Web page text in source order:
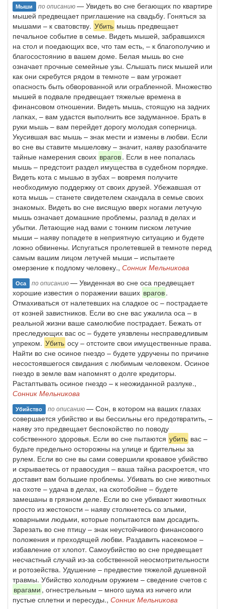
Мыши по описанию— Увидеть во сне бегающих по квартире
мышей предвещает приглашение на свадьбу. Гоняться за
мышами – к сватовству. Убить мышь предвещает
печальное событие в семье. Видеть мышей, забравшихся
на стол и поедающих все, что там есть, – к благополучию и
благосостоянию в вашем доме. Белая мышь во сне
означает прочные семейные узы. Слышать писк мышей или
как они скребутся рядом в темноте – вам угрожает
опасность быть обворованной или ограбленной. Множество
мышей в подвале предвещает тяжелые времена в
финансовом отношении. Видеть мышь, стоящую на задних
лапках, – вам удастся выполнить все задуманное. Брать в
руки мышь – вам перейдет дорогу молодая соперница.
Укусившая вас мышь – знак мести и измены в любви. Если
во сне вы ставите мышеловку – значит, наяву разоблачите
тайные намерения своих врагов. Если в нее попалась
мышь – предстоит раздел имущества в судебном порядке.
Видеть кота с мышью в зубах – вовремя получите
необходимую поддержку от своих друзей. Убежавшая от
кота мышь – станете свидетелем скандала в семье своих
знакомых. Видеть во сне висящую вверх ногами летучую
мышь означает домашние проблемы, разлад в делах и
убытки. Летающие над вами с тонким писком летучие
мыши – наяву попадете в неприятную ситуацию и будете
ложно обвинены. Испугаться пролетевшей в темноте перед
самым вашим лицом летучей мыши – испытаете
омерзение к подлому человеку., Сонник Мельникова
Оса по описанию— Увиденная во сне оса предвещает
хорошие известия о поражении ваших врагов.
Отмахиваться от налетевших на сладкое ос – пострадаете
от козней завистников. Если во сне вас ужалила оса – в
реальной жизни ваше самолюбие пострадает. Бежать от
преследующих вас ос – будете уязвлены несправедливым
упреком. Убить осу – отстоите свои имущественные права.
Найти во сне осиное гнездо – будете удручены по причине
несостоявшегося свидания с любимым человеком. Осиное
гнездо в земле вам напомнят о долге кредиторы.
Растаптывать осиное гнездо – к неожиданной разлуке.,
Сонник Мельникова
Убийство по описанию— Сон, в котором на ваших глазах
совершается убийство и вы бессильны его предотвратить, –
наяву это предвещает беспокойство по поводу
собственного здоровья. Если во сне пытаются убить вас –
будьте предельно осторожны на улице и бдительны за
рулем. Если во сне вы сами совершили кровавое убийство
и скрываетесь от правосудия – ваша тайна раскроется, что
доставит вам большие проблемы. Убивать во сне животных
на охоте – удача в делах, на скотобойне – будете
замешаны в грязном деле. Если во сне убивают животных
просто из жестокости – наяву столкнетесь со злыми,
коварными людьми, которые попытаются вам досадить.
Зарезать во сне птицу – знак неустойчивого финансового
положения и преходящей любви. Раздавить насекомое –
избавление от хлопот. Самоубийство во сне предвещает
несчастный случай из-за собственной неосмотрительности
и ротозейства. Удушение – предвестие тяжелой душевной
травмы. Убийство холодным оружием – сведение счетов с
врагами , огнестрельным – много шума из ничего или
пустые сплетни и пересуды., Сонник Мельникова